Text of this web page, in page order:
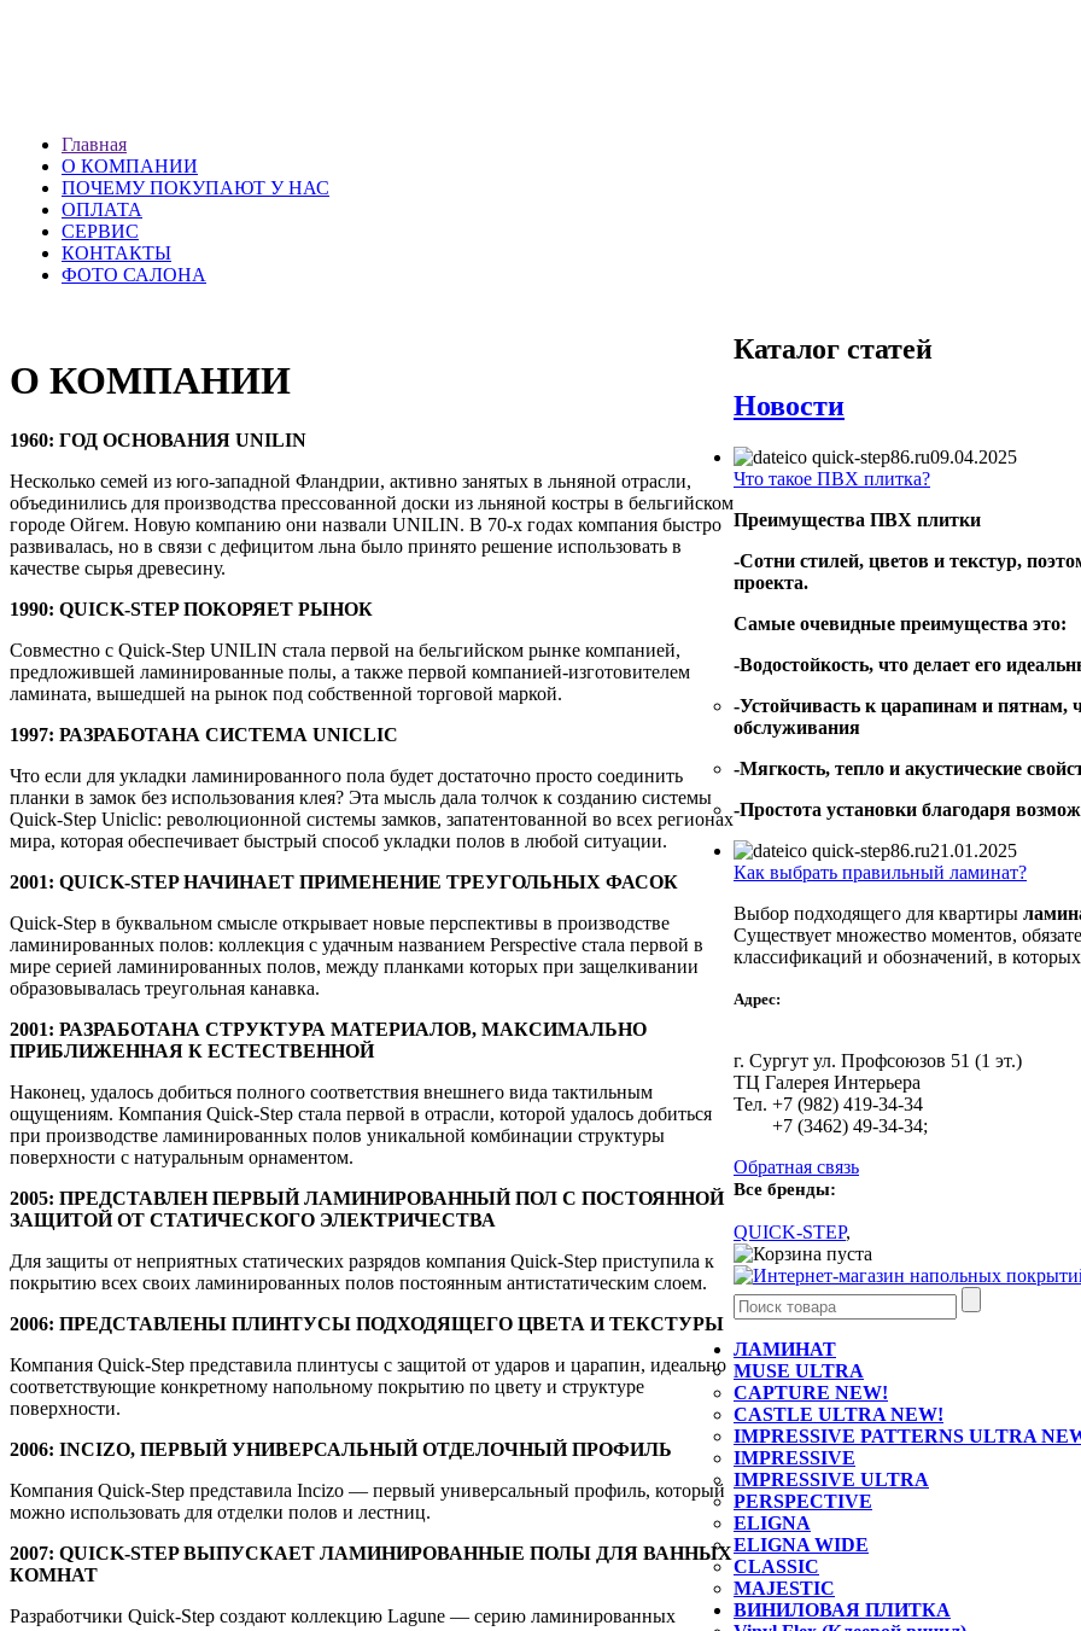
Главная
О КОМПАНИИ
ПОЧЕМУ ПОКУПАЮТ У НАС
ОПЛАТА
СЕРВИС
КОНТАКТЫ
ФОТО САЛОНА
О КОМПАНИИ
1960: ГОД ОСНОВАНИЯ UNILIN
Несколько семей из юго-западной Фландрии, активно занятых в льняной отрасли,
объединились для производства прессованной доски из льняной костры в бельгийском
городе Ойгем. Новую компанию они назвали UNILIN. В 70-х годах компания быстро
развивалась, но в связи с дефицитом льна было принято решение использовать в
качестве сырья древесину.
1990: QUICK-STEP ПОКОРЯЕТ РЫНОК
Совместно с Quick-Step UNILIN стала первой на бельгийском рынке компанией,
предложившей ламинированные полы, а также первой компанией-изготовителем
ламината, вышедшей на рынок под собственной торговой маркой.
1997: РАЗРАБОТАНА СИСТЕМА UNICLIC
Что если для укладки ламинированного пола будет достаточно просто соединить
планки в замок без использования клея? Эта мысль дала толчок к созданию системы
Quick-Step Uniclic: революционной системы замков, запатентованной во всех регионах
мира, которая обеспечивает быстрый способ укладки полов в любой ситуации.
2001: QUICK-STEP НАЧИНАЕТ ПРИМЕНЕНИЕ ТРЕУГОЛЬНЫХ ФАСОК
Quick-Step в буквальном смысле открывает новые перспективы в производстве
ламинированных полов: коллекция с удачным названием Perspective стала первой в
мире серией ламинированных полов, между планками которых при защелкивании
образовывалась треугольная канавка.
2001: РАЗРАБОТАНА СТРУКТУРА МАТЕРИАЛОВ, МАКСИМАЛЬНО
ПРИБЛИЖЕННАЯ К ЕСТЕСТВЕННОЙ
Наконец, удалось добиться полного соответствия внешнего вида тактильным
ощущениям. Компания Quick-Step стала первой в отрасли, которой удалось добиться
при производстве ламинированных полов уникальной комбинации структуры
поверхности с натуральным орнаментом.
2005: ПРЕДСТАВЛЕН ПЕРВЫЙ ЛАМИНИРОВАННЫЙ ПОЛ С ПОСТОЯННОЙ
ЗАЩИТОЙ ОТ СТАТИЧЕСКОГО ЭЛЕКТРИЧЕСТВА
Для защиты от неприятных статических разрядов компания Quick-Step приступила к
покрытию всех своих ламинированных полов постоянным антистатическим слоем.
2006: ПРЕДСТАВЛЕНЫ ПЛИНТУСЫ ПОДХОДЯЩЕГО ЦВЕТА И ТЕКСТУРЫ
Компания Quick-Step представила плинтусы с защитой от ударов и царапин, идеально
соответствующие конкретному напольному покрытию по цвету и структуре
поверхности.
2006: INCIZO, ПЕРВЫЙ УНИВЕРСАЛЬНЫЙ ОТДЕЛОЧНЫЙ ПРОФИЛЬ
Компания Quick-Step представила Incizo — первый универсальный профиль, который
можно использовать для отделки полов и лестниц.
2007: QUICK-STEP ВЫПУСКАЕТ ЛАМИНИРОВАННЫЕ ПОЛЫ ДЛЯ ВАННЫХ
КОМНАТ
Разработчики Quick-Step создают коллекцию Lagune — серию ламинированных
Каталог статей
Новости
09.04.2025
Что такое ПВХ плитка?
Преимущества ПВХ плитки
-Сотни стилей, цветов и текстур,
проекта.
Самые очевидные преимущества это:
-Водостойкость, что делает его
-Устойчивасть к царапинам и пятнам,
обслуживания
-Мягкость, тепло и акустические
-Простота установки благодаря
21.01.2025
Как выбрать правильный ламинат?
Выбор подходящего для квартиры
Существует множество моментов,
классификаций и обозначений, в
Адрес:
г. Сургут ул. Профсоюзов 51 (1 эт.)
ТЦ Галерея Интерьера
Тел. +7 (982) 419-34-34
+7 (3462) 49-34-34;
Обратная связь
Все бренды:
QUICK-STEP,
ЛАМИНАТ
MUSE ULTRA
CAPTURE NEW!
CASTLE ULTRA NEW!
IMPRESSIVE PATTERNS ULTRA
IMPRESSIVE
IMPRESSIVE ULTRA
PERSPECTIVE
ELIGNA
ELIGNA WIDE
CLASSIC
MAJESTIC
ВИНИЛОВАЯ ПЛИТКА